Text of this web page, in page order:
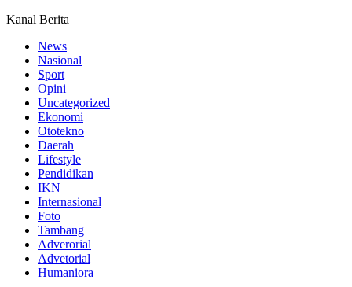
Kanal Berita
News
Nasional
Sport
Opini
Uncategorized
Ekonomi
Ototekno
Daerah
Lifestyle
Pendidikan
IKN
Internasional
Foto
Tambang
Adverorial
Advetorial
Humaniora